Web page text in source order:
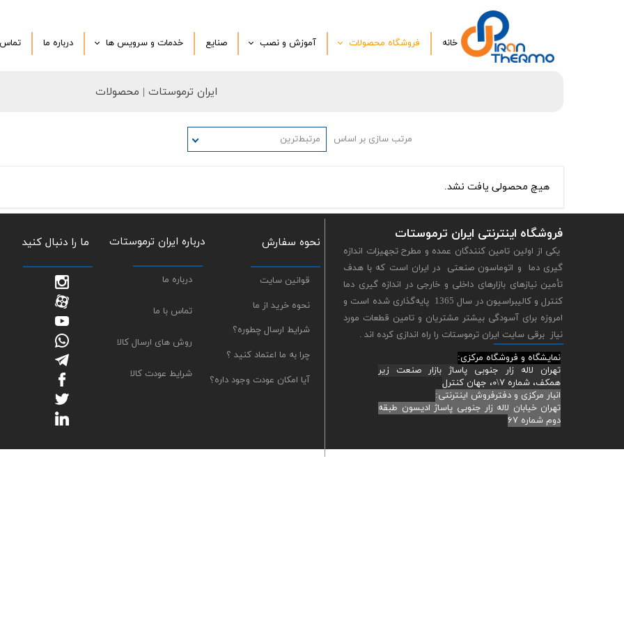
خانه فروشگاه محصولات
ترموکوپل و سنسوردما
فشار سنج وزن سنج
شمارشگر و تایمر دیجیتال
ترمومتر لیزری
سنسور های صنعتی
کابل و سیم های رابط ترموکوپل
آموزش و نصب صنایع خدمات و سرویس ها
ترموکوپل و سرویس سفارشی
درباره‌ ما تماس
ایران ترموستات | محصولات
مرتب سازی بر اساس مرتبط‌ترین
هیچ محصولی یافت نشد.
فروشگاه اینترنتی ایران ترموستات
یکی از اولین تامین کنندگان عمده و مطرح تجهیزات اندازه
گیری دما و اتوماسون صنعتی در ايران است كه با هدف
تأمين نيازهاى بازارهاى داخلى و خارجى در اندازه گیری دما
کنترل و کالیبراسیون در سال 1365 پايه‌گذارى شده‌ است و
امروزه برای آسودگی بیشتر مشتریان و تامین قطعات مورد
نیاز برقی سایت ایران ترموستات را راه اندازی کرده اند .
نمایشگاه و فروشگاه مرکزی:
تهران لاله زار جنوبی پاساژ بازار صنعت زیر
همکف، شماره ۷\۰، جهان کنترل
انبار مرکزی و دفترفروش اینترنتی:
تهران خیابان لاله زار جنوبی پاساژ ادیسون طبقه
دوم شماره ۶۷
نحوه سفارش
قوانین سایت
نحوه خرید از ما
شرایط ارسال چطوره؟
چرا به ما اعتماد کنید ؟
آیا امکان عودت وجود داره؟
درباره ایران ترموستات
درباره ما
تماس با ما
روش های ارسال کالا
شرایط عودت کالا
​​​​​​ما را دنبال کنید